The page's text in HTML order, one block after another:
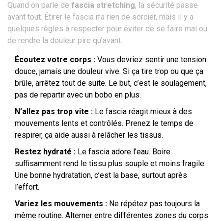
Quand on parle de fascia stretching, la sécurité passe
avant tout. Étirer le fascia n’a rien de sorcier, mais il y a
quelques règles à respecter pour éviter de se faire mal ou
de rendre la douleur pire qu’avant.
Écoutez votre corps : Vous devriez sentir une tension
douce, jamais une douleur vive. Si ça tire trop ou que ça
brûle, arrêtez tout de suite. Le but, c’est le soulagement,
pas de repartir avec un bobo en plus.
N’allez pas trop vite : Le fascia réagit mieux à des
mouvements lents et contrôlés. Prenez le temps de
respirer, ça aide aussi à relâcher les tissus.
Restez hydraté : Le fascia adore l’eau. Boire
suffisamment rend le tissu plus souple et moins fragile.
Une bonne hydratation, c’est la base, surtout après
l’effort.
Variez les mouvements : Ne répétez pas toujours la
même routine. Alterner entre différentes zones du corps